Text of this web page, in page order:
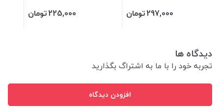
297,000تومان 225,000تومان
دیدگاه ها
تجربه خود را با ما به اشتراگ بگذارید
افزودن دیدگاه